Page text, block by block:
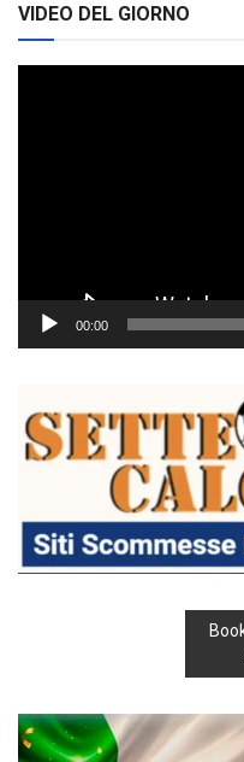
VIDEO DEL GIORNO
00:00